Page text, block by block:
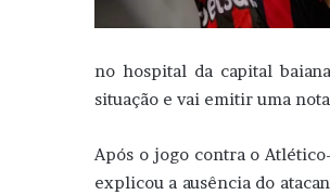
no hospital da capital
situação e vai emitir uma
Após o jogo contra o
explicou a ausência do